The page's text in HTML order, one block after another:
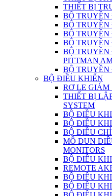
THIẾT BỊ
BỘ
BỘ
BỘ TRUYỀN
BỘ TRUYỀN
BỘ
PITTMAN
BỘ
BỘ ĐIỀU KHIỂN
RƠ LE GIÁM
THIẾT BỊ
SYSTEM
BỘ ĐIỀU
BỘ ĐIỀU
BỘ ĐIỀU
MÔ ĐUN
MONITORS
BỘ ĐIỀU
REMOTE
BỘ ĐIỀU
BỘ ĐIỀU